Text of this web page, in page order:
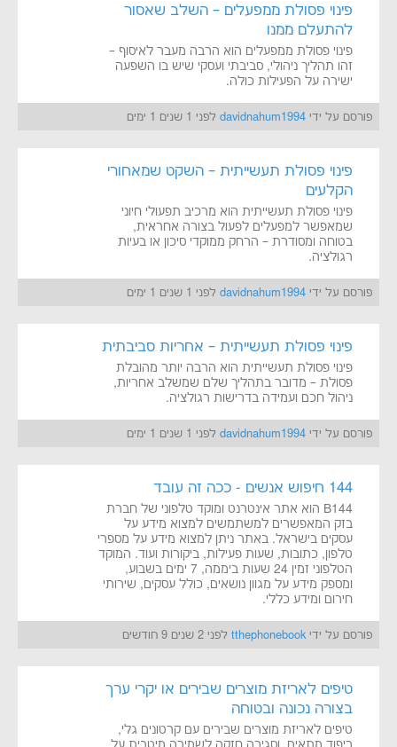
פינוי פסולת ממפעלים – השלב שאסור
להתעלם ממנו
פינוי פסולת ממפעלים הוא הרבה מעבר לאיסוף –
זהו תהליך ניהולי, סביבתי ועסקי שיש בו השפעה
ישירה על הפעילות כולה.
פורסם על ידי davidnahum1994 לפני 1 שנים 1 ימים
פינוי פסולת תעשייתית – השקט שמאחורי
הקלעים
פינוי פסולת תעשייתית הוא מרכיב תפעולי חיוני
שמאפשר למפעלים לפעול בצורה אחראית,
בטוחה ומסודרת – הרחק ממוקדי סיכון או בעיות
רגולציה.
פורסם על ידי davidnahum1994 לפני 1 שנים 1 ימים
פינוי פסולת תעשייתית – אחריות סביבתית
פינוי פסולת תעשייתית הוא הרבה יותר מהובלת
פסולת – מדובר בתהליך שלם שמשלב אחריות,
ניהול חכם ועמידה בדרישות רגולציה.
פורסם על ידי davidnahum1994 לפני 1 שנים 1 ימים
144 חיפוש אנשים - ככה זה עובד
B144 הוא אתר אינטרנט ומוקד טלפוני של חברת
בזק המאפשרים למשתמשים למצוא מידע על
עסקים בישראל. באתר ניתן למצוא מידע על מספרי
טלפון, כתובות, שעות פעילות, ביקורות ועוד. המוקד
הטלפוני זמין 24 שעות ביממה, 7 ימים בשבוע,
ומספק מידע על מגוון נושאים, כולל עסקים, שירותי
חירום ומידע כללי.
פורסם על ידיtthephonebook לפני 2 שנים 9 חודשים
טיפים לאריזת מוצרים שבירים או יקרי ערך
בצורה נכונה ובטוחה
טיפים לאריזת מוצרים שבירים עם קרטונים גלי,